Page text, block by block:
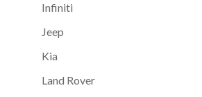
Infiniti
Jeep
Kia
Land Rover